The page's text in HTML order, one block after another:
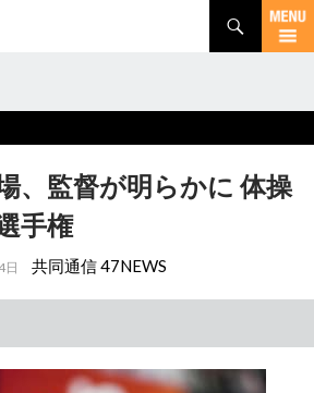
、監督が明らかに 体操
手権
日 共同通信 47NEWS